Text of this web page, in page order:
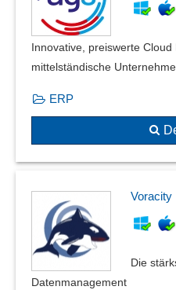
Innovative, preiswerte Cloud
mittelständische
ERP
Voracity
Die
Datenmanagement